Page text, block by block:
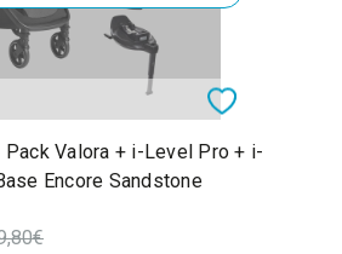
Valora + i-Level Pro + i-
Encore Sandstone